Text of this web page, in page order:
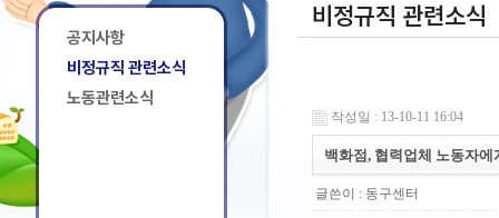
공지사항
비정규직 관련소식
노동관련소식
비정규직 관련소식
작성일 : 13-10-11 16:04
백화점, 협력업체 노동자
글쓴이 : 동구센터